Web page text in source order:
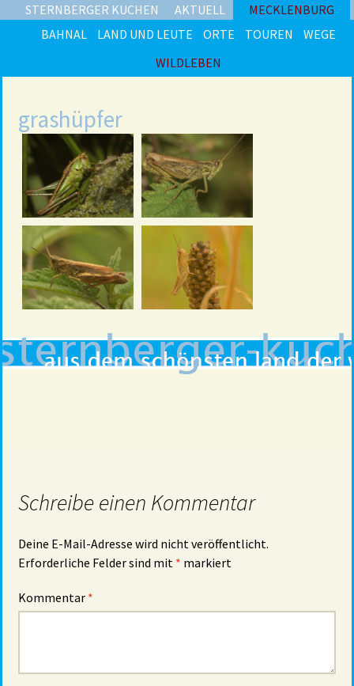
STERNBERGER KUCHEN AKTUELL
MECKLENBURG
BAHNAL
LAND UND LEUTE ORTE TOUREN
WEGE
WILDLEBEN
grashüpfer
Schreibe einen Kommentar
Deine E-Mail-Adresse wird nicht veröffentlicht.
Erforderliche Felder sind mit * markiert
Kommentar *